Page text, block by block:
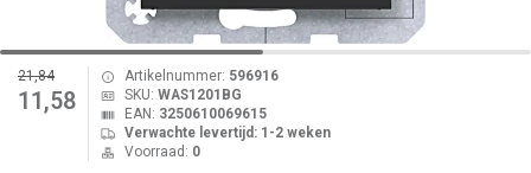
21,84
11,58
Artikelnummer: 596916
SKU: WAS1201BG
EAN: 3250610069615
Verwachte levertijd: 1-2 weken
Voorraad: 0